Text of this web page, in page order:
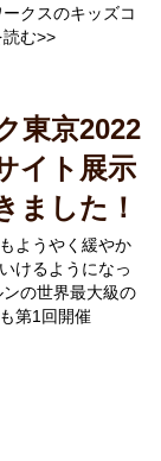
クスのキッズコ
む>>
東京2022
イト展示
ました！
ようやく緩やか
けるようになっ
の世界最大級の
第1回開催